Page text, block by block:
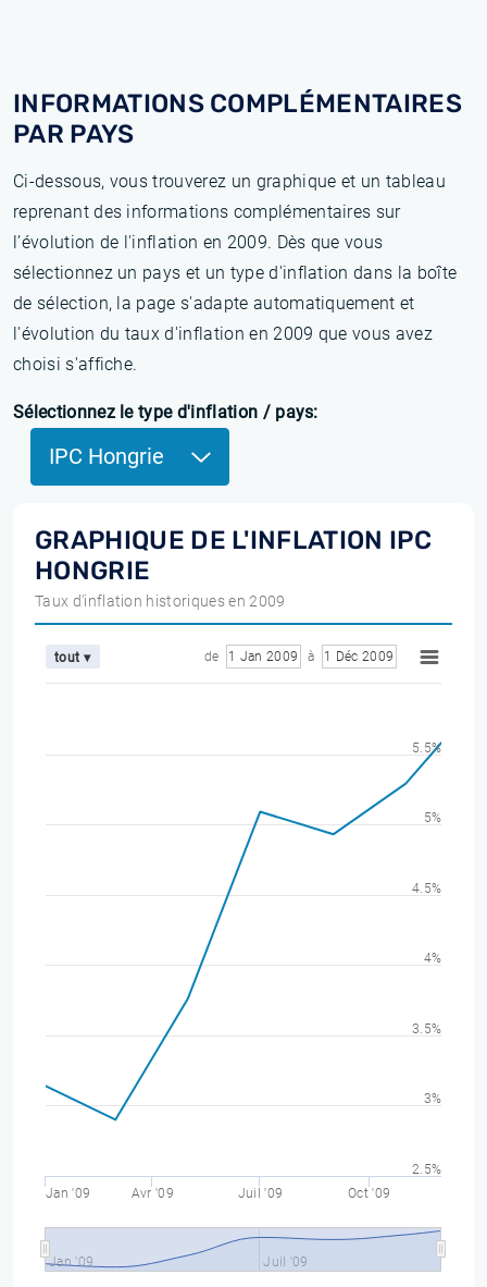
INFORMATIONS COMPLÉMENTAIRES
PAR PAYS
Ci-dessous, vous trouverez un graphique et un tableau
reprenant des informations complémentaires sur
l’évolution de l'inflation en 2009. Dès que vous
sélectionnez un pays et un type d'inflation dans la boîte
de sélection, la page s'adapte automatiquement et
l'évolution du taux d'inflation en 2009 que vous avez
choisi s'affiche.
Sélectionnez le type d'inflation / pays:
IPC Hongrie
GRAPHIQUE DE L'INFLATION IPC
HONGRIE
Taux d'inflation historiques en 2009
tout ▾ de 1 Jan 2009 à 1 Déc 2009
Jan '09 Avr '09 Juil '09 Oct '09
Jan '09 Juil '09
2.5%
3%
3.5%
4%
4.5%
5%
5.5%